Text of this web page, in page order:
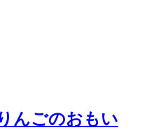
んごのおもい